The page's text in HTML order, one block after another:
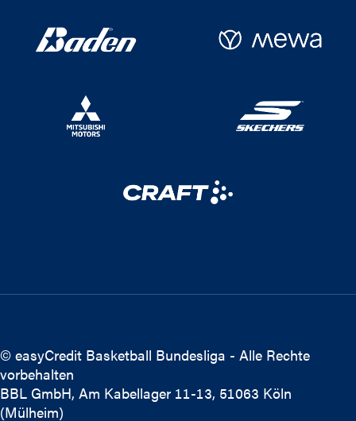
© easyCredit Basketball Bundesliga - Alle Rechte
vorbehalten
BBL GmbH, Am Kabellager 11-13, 51063 Köln
(Mülheim)